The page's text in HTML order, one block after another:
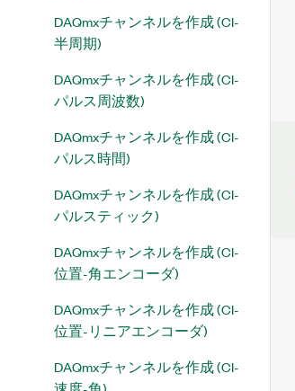
DAQmxチャンネルを作成 (CI-
半周期)
DAQmxチャンネルを作成 (CI-
パルス周波数)
DAQmxチャンネルを作成 (CI-
パルス時間)
DAQmxチャンネルを作成 (CI-
パルスティック)
DAQmxチャンネルを作成 (CI-
位置-角エンコーダ)
DAQmxチャンネルを作成 (CI-
位置-リニアエンコーダ)
DAQmxチャンネルを作成 (CI-